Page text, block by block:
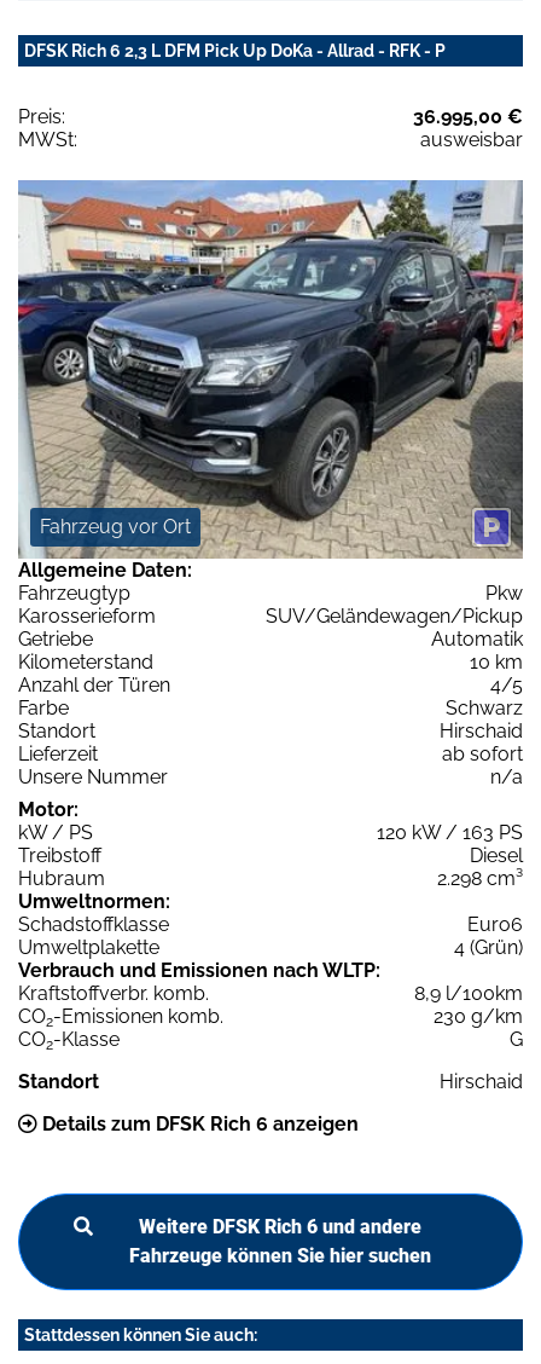
DFSK Rich 6 2,3 L DFM Pick Up DoKa - Allrad - RFK - P
Preis:
36.995,00 €
MWSt:
ausweisbar
Fahrzeug vor Ort
Allgemeine Daten:
Fahrzeugtyp
Pkw
Karosserieform
SUV/Geländewagen/Pickup
Getriebe
Automatik
Kilometerstand
10 km
Anzahl der Türen
4/5
Farbe
Schwarz
Standort
Hirschaid
Lieferzeit
ab sofort
Unsere Nummer
n/a
Motor:
kW / PS
120 kW / 163 PS
Treibstoff
Diesel
Hubraum
2.298 cm³
Umweltnormen:
Schadstoffklasse
Euro6
Umweltplakette
4 (Grün)
Verbrauch und Emissionen nach WLTP:
Kraftstoffverbr. komb.
8,9 l/100km
CO2-Emissionen komb.
230 g/km
CO2-Klasse
G
Standort
Hirschaid
Details zum DFSK Rich 6 anzeigen
Weitere DFSK Rich 6 und andere
Fahrzeuge können Sie hier suchen
Stattdessen können Sie auch: